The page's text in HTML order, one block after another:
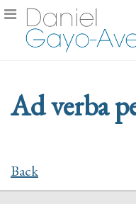
Ad verba
Back